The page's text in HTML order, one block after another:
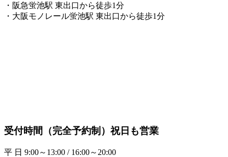
・阪急蛍池駅 東出口から徒歩1分
・大阪モノレール蛍池駅 東出口から徒歩1分
受付時間（完全予約制）祝日も営業
平 日 9:00～13:00 / 16:00～20:00